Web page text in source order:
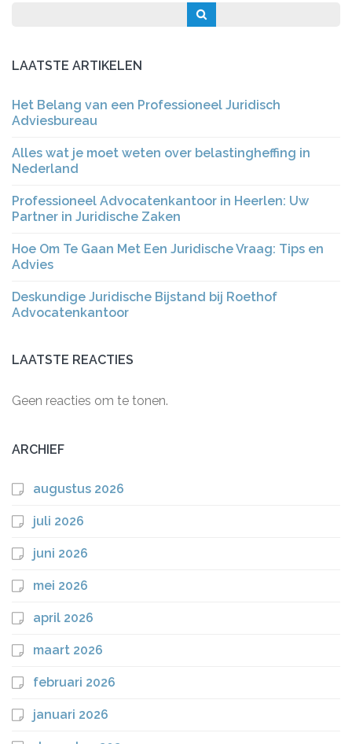
LAATSTE ARTIKELEN
Het Belang van een Professioneel Juridisch
Adviesbureau
Alles wat je moet weten over belastingheffing in
Nederland
Professioneel Advocatenkantoor in Heerlen: Uw
Partner in Juridische Zaken
Hoe Om Te Gaan Met Een Juridische Vraag: Tips en
Advies
Deskundige Juridische Bijstand bij Roethof
Advocatenkantoor
LAATSTE REACTIES
Geen reacties om te tonen.
ARCHIEF
augustus 2026
juli 2026
juni 2026
mei 2026
april 2026
maart 2026
februari 2026
januari 2026